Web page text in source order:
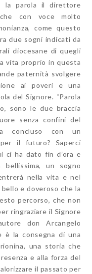
la parola il direttore
con voce molto
come questo
due sogni indicati da
diocesane di quegli
vita proprio in questa
paternità svolgere
ai poveri e una
del Signore. “Parola
sono le due braccia
senza confini del
concluso con un
il futuro? Saperci
ci ha dato fin d’ora e
un sogno
nella vita e nel
e doveroso che la
percorso, che non
ringraziare il Signore
don Arcangelo
è la consegna di una
una storia che
e alla forza del
il passato per